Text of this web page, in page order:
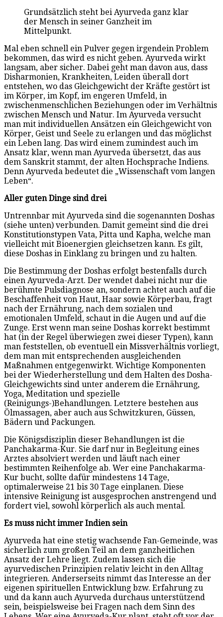
Grundsätzlich steht bei Ayurveda ganz klar
der Mensch in seiner Ganzheit im
Mittelpunkt.
Mal eben schnell ein Pulver gegen irgendein Problem
bekommen, das wird es nicht geben. Ayurveda wirkt
langsam, aber sicher. Dabei geht man davon aus, dass
Disharmonien, Krankheiten, Leiden überall dort
entstehen, wo das Gleichgewicht der Kräfte gestört ist
im Körper, im Kopf, im engeren Umfeld, in
zwischenmenschlichen Beziehungen oder im Verhältnis
zwischen Mensch und Natur. Im Ayurveda versucht
man mit individuellen Ansätzen ein Gleichgewicht von
Körper, Geist und Seele zu erlangen und das möglichst
ein Leben lang. Das wird einem zumindest auch im
Ansatz klar, wenn man Ayurveda übersetzt, das aus
dem Sanskrit stammt, der alten Hochsprache Indiens.
Denn Ayurveda bedeutet die „Wissenschaft vom langen
Leben“.
Aller guten Dinge sind drei
Untrennbar mit Ayurveda sind die sogenannten Doshas
(siehe unten) verbunden. Damit gemeint sind die drei
Konstitutionstypen Vata, Pitta und Kapha, welche man
vielleicht mit Bioenergien gleichsetzen kann. Es gilt,
diese Doshas in Einklang zu bringen und zu halten.
Die Bestimmung der Doshas erfolgt bestenfalls durch
einen Ayurveda-Arzt. Der wendet dabei nicht nur die
berühmte Pulsdiagnose an, sondern achtet auch auf die
Beschaffenheit von Haut, Haar sowie Körperbau, fragt
nach der Ernährung, nach dem sozialen und
emotionalen Umfeld, schaut in die Augen und auf die
Zunge. Erst wenn man seine Doshas korrekt bestimmt
hat (in der Regel überwiegen zwei dieser Typen), kann
man feststellen, ob eventuell ein Missverhältnis vorliegt,
dem man mit entsprechenden ausgleichenden
Maßnahmen entgegenwirkt. Wichtige Komponenten
bei der Wiederherstellung und dem Halten des Dosha-
Gleichgewichts sind unter anderem die Ernährung,
Yoga, Meditation und spezielle
(Reinigungs-)Behandlungen. Letztere bestehen aus
Ölmassagen, aber auch aus Schwitzkuren, Güssen,
Bädern und Packungen.
Die Königsdisziplin dieser Behandlungen ist die
Panchakarma-Kur. Sie darf nur in Begleitung eines
Arztes absolviert werden und läuft nach einer
bestimmten Reihenfolge ab. Wer eine Panchakarma-
Kur bucht, sollte dafür mindestens 14 Tage,
optimalerweise 21 bis 30 Tage einplanen. Diese
intensive Reinigung ist ausgesprochen anstrengend und
fordert viel, sowohl körperlich als auch mental.
Es muss nicht immer Indien sein
Ayurveda hat eine stetig wachsende Fan-Gemeinde, was
sicherlich zum großen Teil an dem ganzheitlichen
Ansatz der Lehre liegt. Zudem lassen sich die
ayurvedischen Prinzipien relativ leicht in den Alltag
integrieren. Anderserseits nimmt das Interesse an der
eigenen spirituellen Entwicklung bzw. Erfahrung zu
und da kann auch Ayurveda durchaus unterstützend
sein, beispielsweise bei Fragen nach dem Sinn des